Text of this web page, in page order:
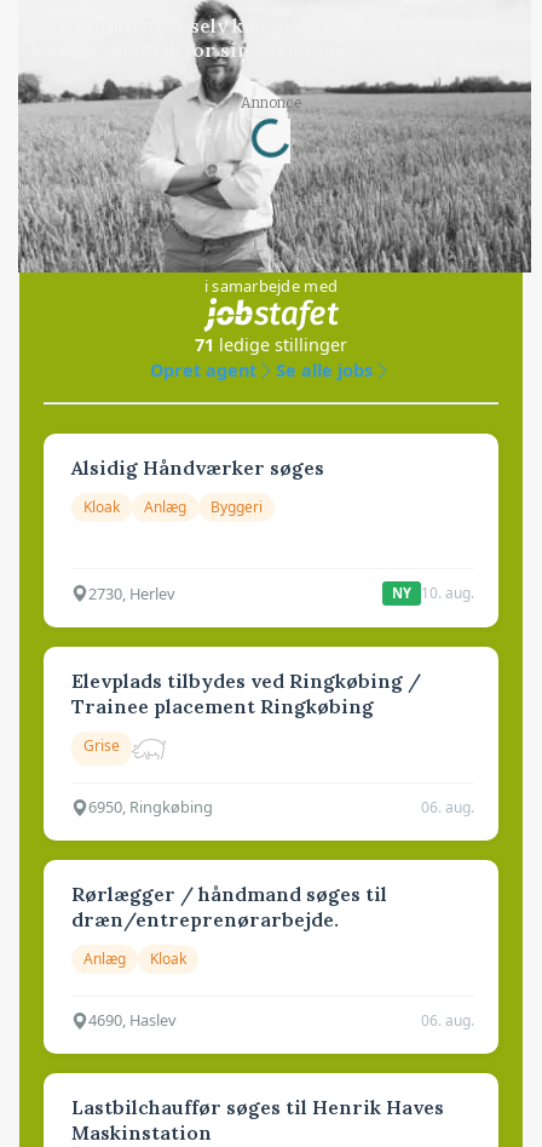
Kun landbruget selv kan beslutte, om man vil
kæmpe juridisk for sin eksistens
Annonce
Loading...
Jobs
i samarbejde med
71 ledige stillinger
Opret agent
Se alle jobs
Alsidig Håndværker søges
Kloak Anlæg Byggeri
2730, Herlev NY 10. aug.
Elevplads tilbydes ved Ringkøbing /
Trainee placement Ringkøbing
Grise
6950, Ringkøbing 06. aug.
Rørlægger / håndmand søges til
dræn/entreprenørarbejde.
Anlæg Kloak
4690, Haslev 06. aug.
Lastbilchauffør søges til Henrik Haves
Maskinstation